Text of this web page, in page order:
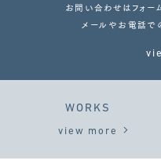
お問い合わせはフォー
メールやお電話で
WORKS
view more